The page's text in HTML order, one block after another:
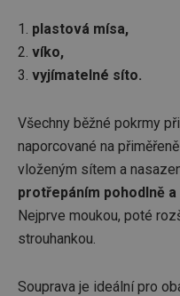
plastová mísa,
víko,
vyjímatelné síto.
Všechny běžné pokrmy
naporcované na
vloženým sítem a
protřepáním pohodlně
Nejprve moukou, poté
strouhankou.
Souprava je ideální pro